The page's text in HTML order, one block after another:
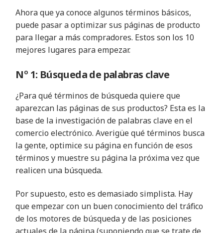
Ahora que ya conoce algunos términos básicos,
puede pasar a optimizar sus páginas de producto
para llegar a más compradores. Estos son los 10
mejores lugares para empezar.
Nº 1: Búsqueda de palabras clave
¿Para qué términos de búsqueda quiere que
aparezcan las páginas de sus productos? Esta es la
base de la investigación de palabras clave en el
comercio electrónico. Averigüe qué términos busca
la gente, optimice su página en función de esos
términos y muestre su página la próxima vez que
realicen una búsqueda.
Por supuesto, esto es demasiado simplista. Hay
que empezar con un buen conocimiento del tráfico
de los motores de búsqueda y de las posiciones